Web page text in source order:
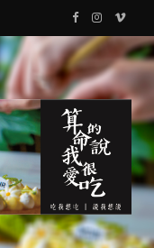
F
a
c
e
b
o
I
s
g
r
V
i